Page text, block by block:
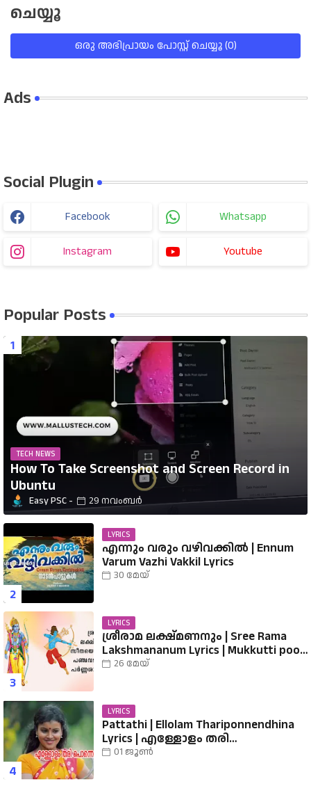
ചെയ്യൂ
ഒരു അഭിപ്രായം പോസ്റ്റ് ചെയ്യൂ (0)
Ads
Social Plugin
Facebook Whatsapp
Instagram Youtube
Popular Posts
TECH NEWS
How To Take Screenshot and Screen Record in
Ubuntu
Easy PSC 29 നവംബർ
LYRICS
എന്നും വരും വഴിവക്കിൽ | Ennum
Varum Vazhi Vakkil Lyrics
30 മേയ്
LYRICS
ശ്രീരാമ ലക്ഷ്മണനും | Sree Rama
Lakshmananum Lyrics | Mukkutti poo
Album | Sreerama Song Malayalam |
26 മേയ്
LYRICS
Pattathi | Ellolam Thariponnendhina
Lyrics | എള്ളോളം തരി
പൊന്നെന്തിനാ...... വരികൾ
01 ജൂൺ